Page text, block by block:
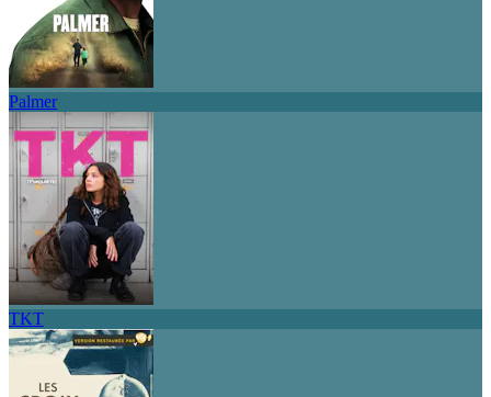
Palmer
TKT